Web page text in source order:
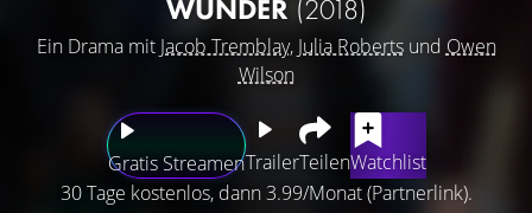
WUNDER (2018)
Ein Drama mit Jacob Tremblay, Julia Robertsund Owen
Wilson
Gratis StreamenTrailerTeilenWatchlist
30 Tage kostenlos, dann 3.99/Monat (Partnerlink).